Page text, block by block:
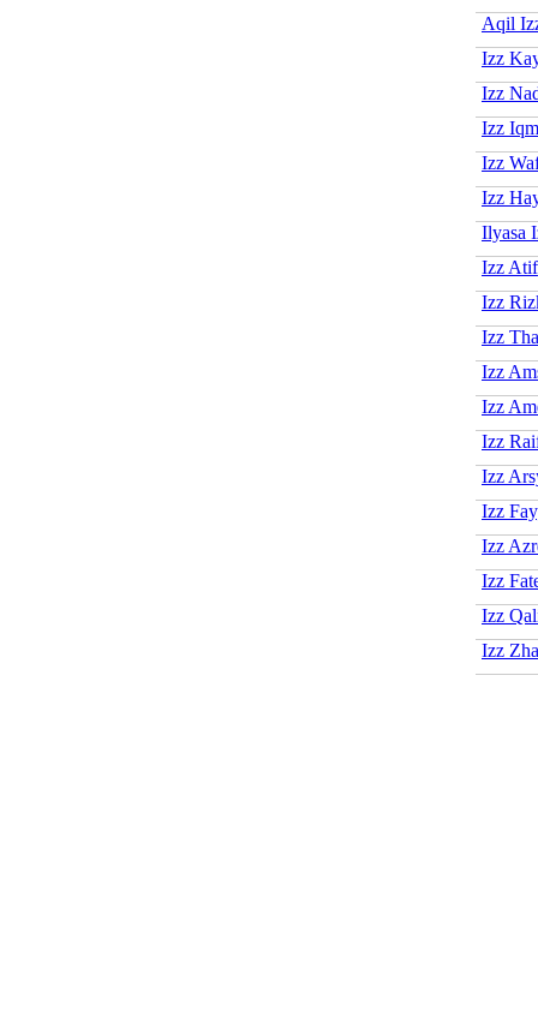
Aqil
Izz
Izz
Izz
Izz
Izz
Ilyasa
Izz Atif
Izz
Izz
Izz
Izz
Izz
Izz
Izz
Izz
Izz
Izz
Izz